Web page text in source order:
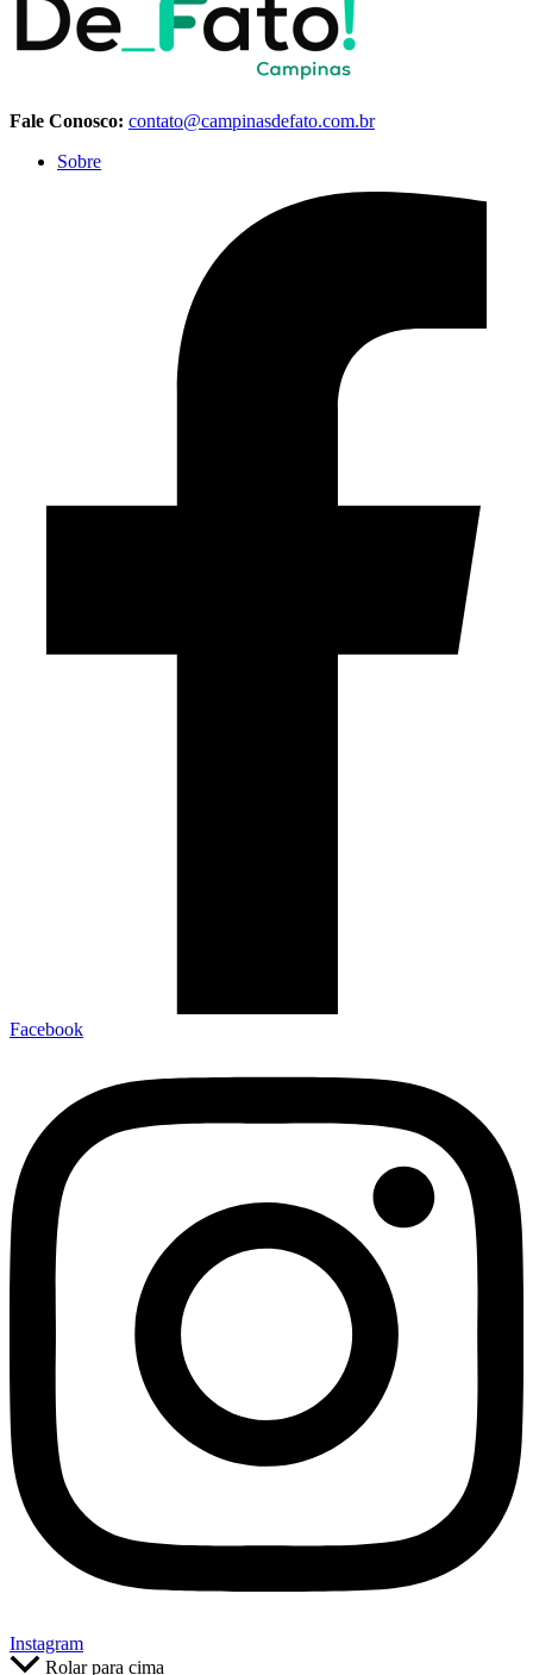
Fale Conosco: contato@campinasdefato.com.br
Sobre
Facebook
Instagram
Rolar para cima